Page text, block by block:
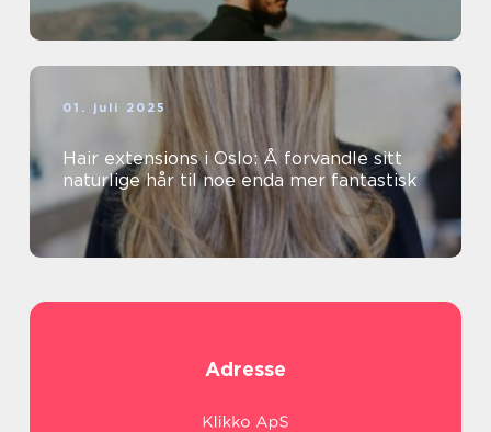
01. juli 2025
Hair extensions i Oslo: Å forvandle sitt
naturlige hår til noe enda mer fantastisk
Adresse